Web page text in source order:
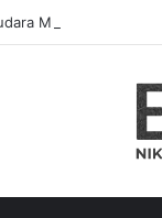
Muslim Adalah